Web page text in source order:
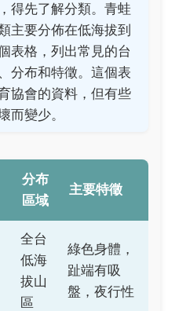
得先了解分類。青蛙
主要分佈在低海拔到
表格，列出常見的台
分布和特徵。這個表
協會的資料，但有些
而變少。
分布
區域
主要特徵
全台
低海
拔山
區
綠色身體，
趾端有吸
盤，夜行性